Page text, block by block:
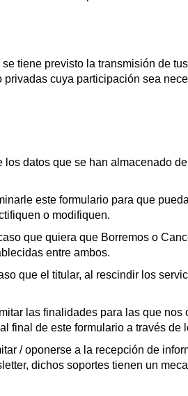
tiene previsto la transmisión de
cuya participación sea
los datos que se han almacenado
este formulario para que
o modifiquen.
que quiera que Borremos o
entre ambos.
que el titular, al rescindir los
las finalidades para las que
final de este formulario a través
/ oponerse a la recepción de
dichos soportes tienen un